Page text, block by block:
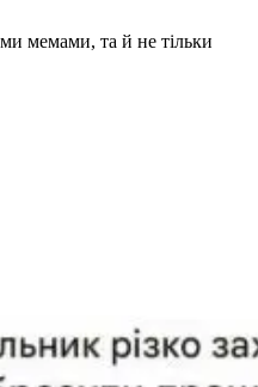
мемами, та й не тільки